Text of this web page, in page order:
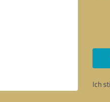
Ich